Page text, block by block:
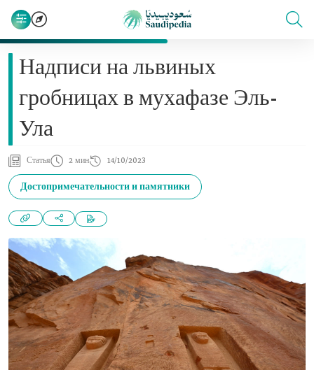
Надписи на львиных
гробницах в мухафазе Эль-
Ула
Статья 2 мин 14/10/2023
Достопримечательности и памятники